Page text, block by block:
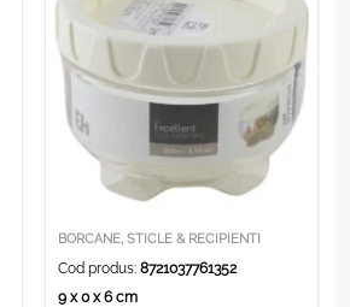
BORCANE, STICLE & RECIPIENTI
Cod produs:8721037761352
9 x 0 x 6 cm